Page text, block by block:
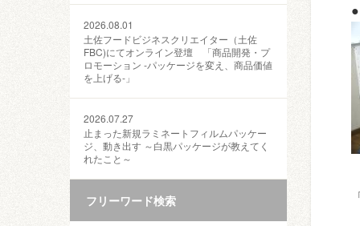
2026.08.01
土佐フードビジネスクリエイター（土佐
FBC)にてオンライン登壇 「商品開発・プ
ロモーション ‐パッケージを変え、商品価値
を上げる‐」
2026.07.27
止まった新規ラミネートフィルムパッケー
ジ、動き出す ～白黒パッケージが教えてく
れたこと～
フリーワード検索